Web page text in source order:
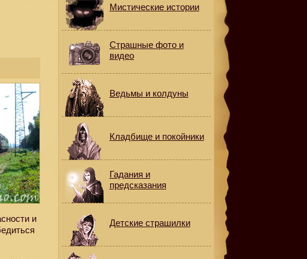
и
Мистические истории
Страшные фото и
видео
Ведьмы и колдуны
Кладбище и покойники
Гадания и
предсказания
Детские страшилки